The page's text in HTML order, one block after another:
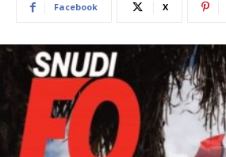
Facebook X